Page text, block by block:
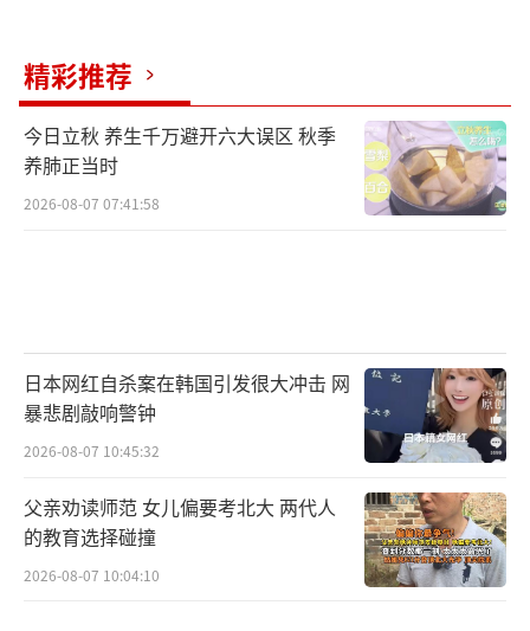
精彩推荐
今日立秋 养生千万避开六大误区 秋季
养肺正当时
2026-08-07 07:41:58
日本网红自杀案在韩国引发很大冲击 网
暴悲剧敲响警钟
2026-08-07 10:45:32
父亲劝读师范 女儿偏要考北大 两代人
的教育选择碰撞
2026-08-07 10:04:10